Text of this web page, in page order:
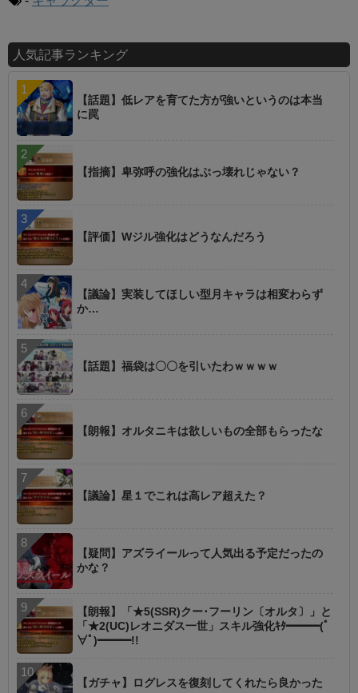
人気記事ランキング
【話題】低レアを育てた方が強いというのは本当
に罠
【指摘】卑弥呼の強化はぶっ壊れじゃない？
【評価】Wジル強化はどうなんだろう
【議論】実装してほしい型月キャラは相変わらず
か…
【話題】福袋は〇〇を引いたわｗｗｗｗ
【朗報】オルタニキは欲しいもの全部もらったな
【議論】星１でこれは高レア超えた？
【疑問】アズライールって人気出る予定だったの
かな？
【朗報】「★5(SSR)クー･フーリン〔オルタ〕」と
「★2(UC)レオニダス一世」スキル強化ｷﾀ━━━(ﾟ
∀ﾟ)━━━!!
【ガチャ】ログレスを復刻してくれたら良かった